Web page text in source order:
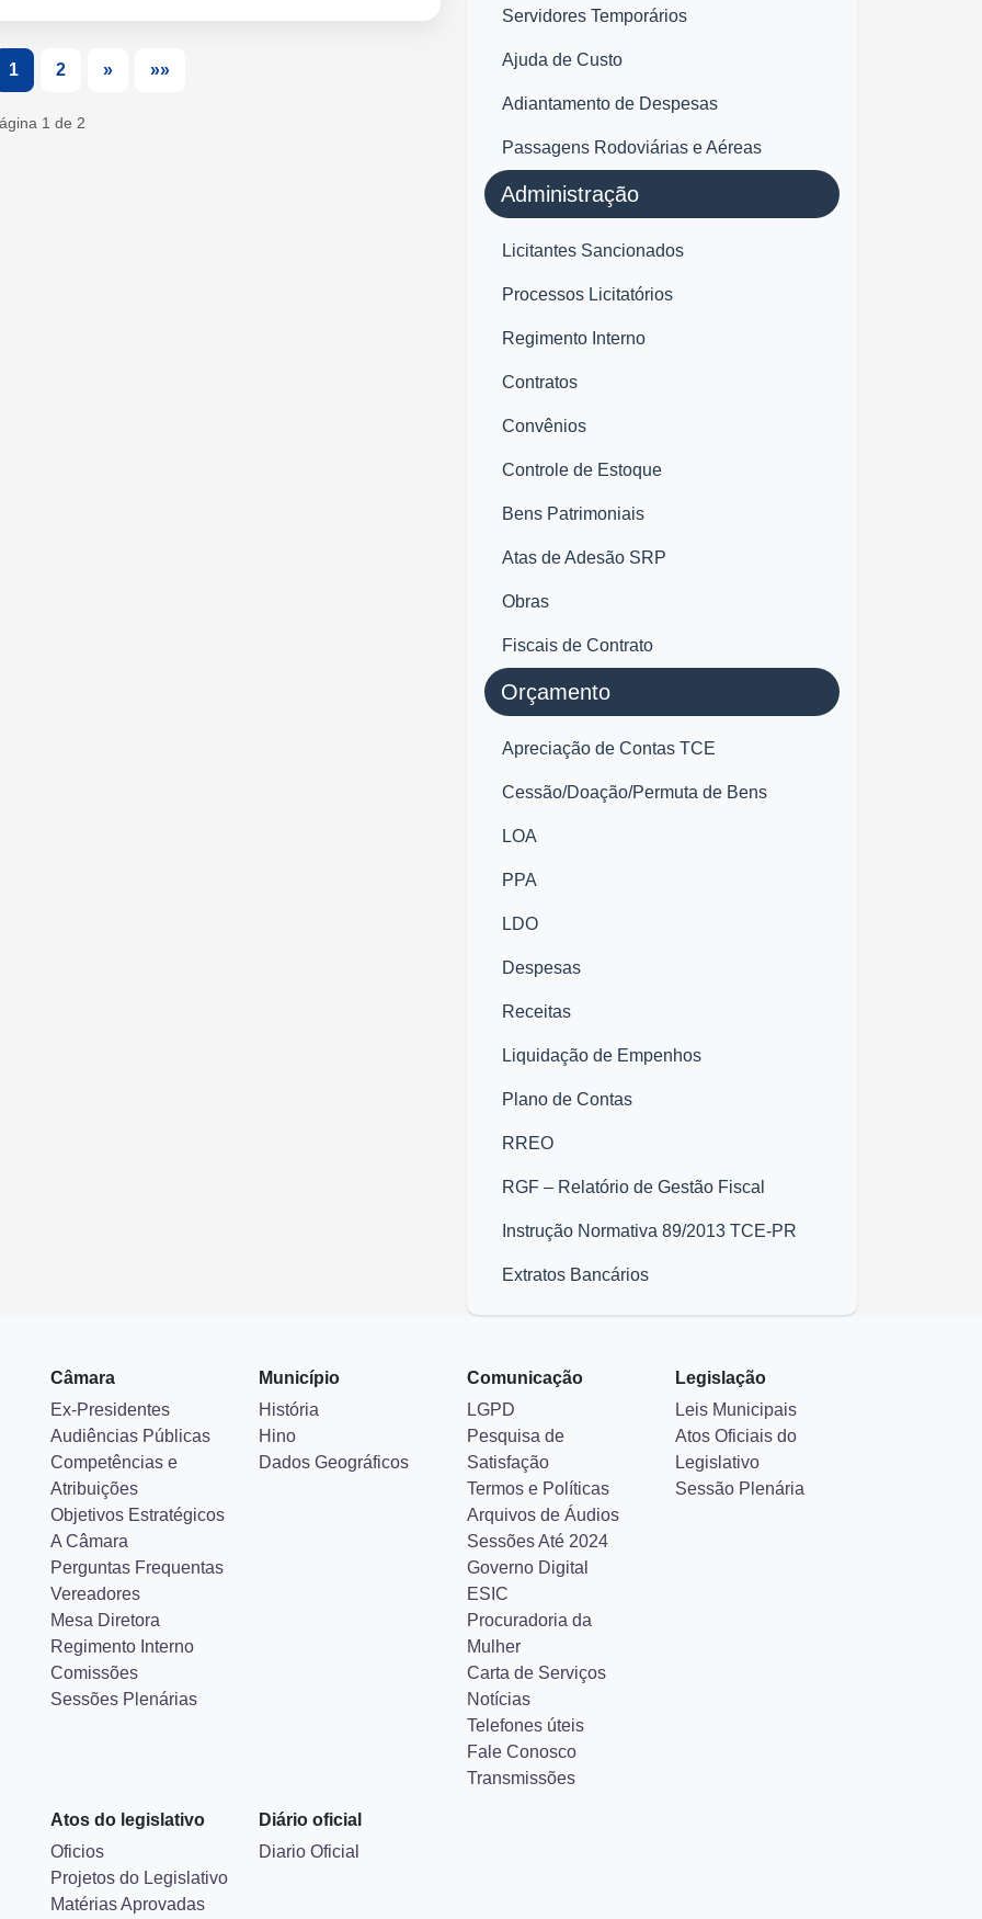
1 2 » »»
1 de 2
Servidores Temporários
Ajuda de Custo
Adiantamento de Despesas
Passagens Rodoviárias e Aéreas
Administração
Licitantes Sancionados
Processos Licitatórios
Regimento Interno
Contratos
Convênios
Controle de Estoque
Bens Patrimoniais
Atas de Adesão SRP
Obras
Fiscais de Contrato
Orçamento
Apreciação de Contas TCE
Cessão/Doação/Permuta de Bens
LOA
PPA
LDO
Despesas
Receitas
Liquidação de Empenhos
Plano de Contas
RREO
RGF – Relatório de Gestão Fiscal
Instrução Normativa 89/2013 TCE-PR
Extratos Bancários
Câmara
Ex-Presidentes
Audiências Públicas
Competências e
Atribuições
Objetivos Estratégicos
A Câmara
Perguntas Frequentas
Vereadores
Mesa Diretora
Regimento Interno
Comissões
Sessões Plenárias
Município
História
Hino
Dados Geográficos
Comunicação
LGPD
Pesquisa de
Satisfação
Termos e Políticas
Arquivos de Áudios
Sessões Até 2024
Governo Digital
ESIC
Procuradoria da
Mulher
Carta de Serviços
Notícias
Telefones úteis
Fale Conosco
Transmissões
Legislação
Leis Municipais
Atos Oficiais do
Legislativo
Sessão Plenária
Atos do legislativo
Oficios
Projetos do Legislativo
Matérias Aprovadas
Diário oficial
Diario Oficial